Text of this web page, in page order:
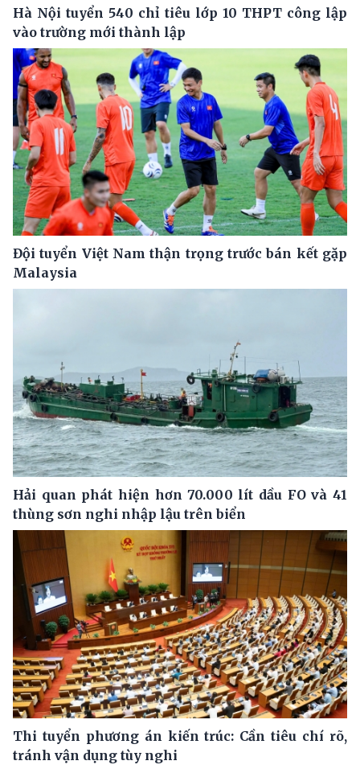
Hà Nội tuyển 540 chỉ tiêu lớp 10 THPT công lập
vào trường mới thành lập
Đội tuyển Việt Nam thận trọng trước bán kết gặp
Malaysia
Hải quan phát hiện hơn 70.000 lít dầu FO và 41
thùng sơn nghi nhập lậu trên biển
Thi tuyển phương án kiến trúc: Cần tiêu chí rõ,
tránh vận dụng tùy nghi